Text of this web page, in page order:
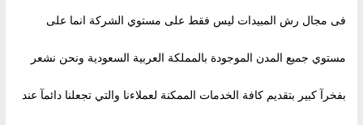
فى مجال رش المبيدات ليس فقط على مستوي الشركة انما على
مستوي جميع المدن الموجودة بالمملكة العربية السعودية ونحن نشعر
بفخرآ كبير بتقديم كافة الخدمات الممكنة لعملاءنا والتي تجعلنا دائمآ عند